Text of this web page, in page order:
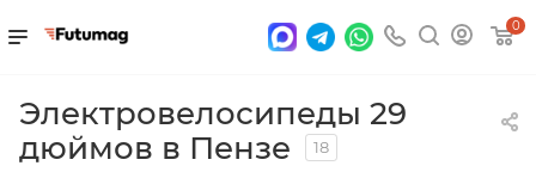
0
Электровелосипеды 29
дюймов в Пензе
18